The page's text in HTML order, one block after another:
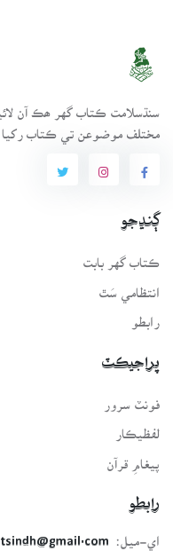
مختلف موضوعن تي ڪتاب رکيا
ڳنڍجو
ڪتاب گهر بابت
انتظامي سَٿ
رابطو
پراجيڪٽ
لفظيڪار
پيغامِ قرآن
رابطو
اي-ميل: